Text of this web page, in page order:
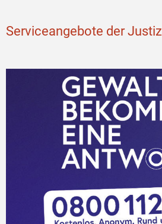
Serviceangebote der Justiz